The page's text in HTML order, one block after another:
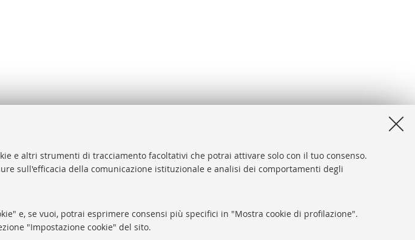
e altri strumenti di tracciamento facoltativi che potrai attivare solo con il tuo consenso.
sull'efficacia della comunicazione istituzionale e analisi dei comportamenti degli
e, se vuoi, potrai esprimere consensi più specifici in "Mostra cookie di profilazione".
"Impostazione cookie" del sito.
Accessibilità
Impostazioni Cookie